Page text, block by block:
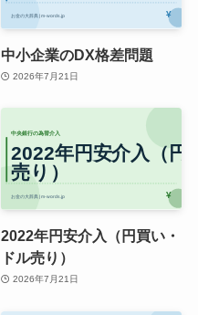
中小企業のDX格差問題
2026年7月21日
2022年円安介入（円買い・
ドル売り）
2026年7月21日